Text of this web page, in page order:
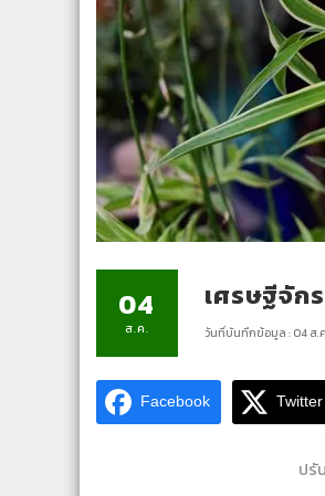
04
ส.ค.
เศรษฐีจั
วันที่บันทึกข้อมูล : 04 ส.
Facebook Twitter
ปรั